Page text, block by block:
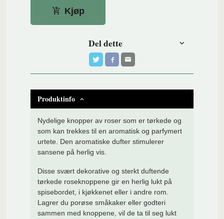
Kjøp
Del dette
Produktinfo
Nydelige knopper av roser som er tørkede og
som kan trekkes til en aromatisk og parfymert
urtete. Den aromatiske dufter stimulerer
sansene på herlig vis.
Disse svært dekorative og sterkt duftende
tørkede roseknoppene gir en herlig lukt på
spisebordet, i kjøkkenet eller i andre rom.
Lagrer du porøse småkaker eller godteri
sammen med knoppene, vil de ta til seg lukt